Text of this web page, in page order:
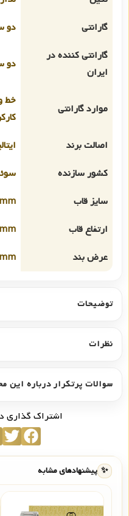
گارانتی
دو
گارانتی کننده در
ایران
دو
موارد گارانتی
خط
اصالت برند
کشور سازنده
سایز قاب
ارتفاع قاب
عرض بند
توضیحات
نظرات
سوالات پرتکرار درباره این
اشتراک گذاری
✨ پیشنهادهای مشابه